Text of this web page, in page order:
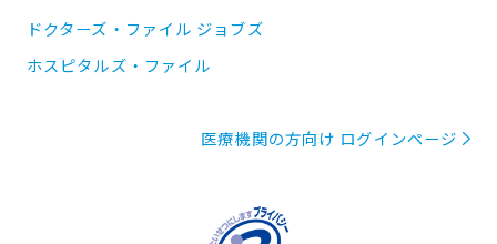
ドクターズ・ファイル ジョブズ
ホスピタルズ・ファイル
医療機関の方向け ログインページ